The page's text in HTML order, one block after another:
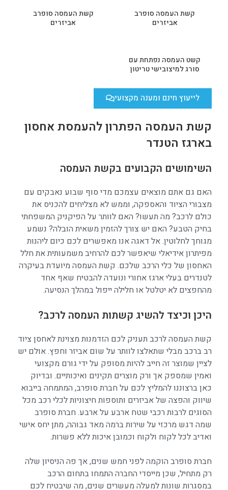
קשת העמסה סופרב
אביזרים
קשת העמסה סופרב
אביזרים
קשט העמסה נפתחת עם
סורג למיצובישי טריטון
לייעוץ חינם ומענה מקצועי
קשת העמסה הפתרון להעמסת אחסון
בארגז הטנדר
השימושים הקבועים בקשת העמסה
האם גם אתם מוצאים עצמכם מדי סוף שבוע נאבקים עם
מצבורי הציוד והאספקה, וממש לא מצליחים להכניס את
כולם לרכב? מה תעשו? האם לוותר על הפיקניק המשפחתי
בחיק הטבע? האם יש צורך להזמין משאית הובלה? נשמע
מגוחך לחלוטין. אל דאגה אנו מאפשרים לכם כיום ליהנות
מפיתרון אידיאלי שיאפשר לכם להרחיב משמעותית את חלל
האחסון של כלי הרכב שלכם. קשת העמסה מיועדת בעיקרה
לטנדרים בעלי ארגז אחורי ונועדה להבטיח שאף אחד
מהחפצים לא יטלטל או חלילה ייפול במהלך הנסיעה.
היכן וכיצד להשיג קשתות העמסה לרכב?
קשת העמסה לרכב תעניק לכם הזדמנות מצוינת לאחסן ציוד
רב ברכב מבלי שתאלצו לוותר על שום אביזר וחפץ. אולם יש
לציין שמוצר זה חייב להיות מסופק על ידי גורם מקצועי
ואמין שמספק אך ורק מוצרים תקינים ואיכותיים. ובדיוק
כאן ברצוננו להמליץ לכם על חברת סופרב, המתמחה בייבוא
שיווק והפצה של אביזרים ותוספות חיצוניות לכלי רכב מכל
הסוגים לרבות רכבי שטח ארבע על ארבע. חברת סופרב
שמה דגש מרכזי על שירות ברמה מאד גבוהה, מתן יחס אישי
ואדיב לכל לקוח ולקוח וכמובן איכות ללא פשרות.
חברת סופרב הוקמה לפני חמש שנים, אך פה הניסיון שלה
רק מתחיל, שכן מייסדי החברה התמחו בתחום הרכב
במסגרות שונות למעלה מעשרים שנים, מה שיבטיח לכם